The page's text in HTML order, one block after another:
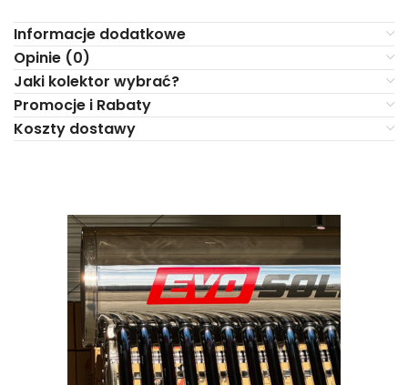
Informacje dodatkowe
Opinie (0)
Jaki kolektor wybrać?
Promocje i Rabaty
Koszty dostawy